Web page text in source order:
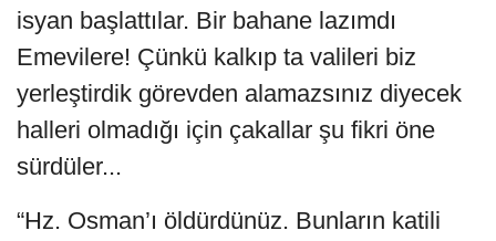
isyan başlattılar. Bir bahane lazımdı
Emevilere! Çünkü kalkıp ta valileri biz
yerleştirdik görevden alamazsınız diyecek
halleri olmadığı için çakallar şu fikri öne
sürdüler...
“Hz. Osman’ı öldürdünüz. Bunların katili